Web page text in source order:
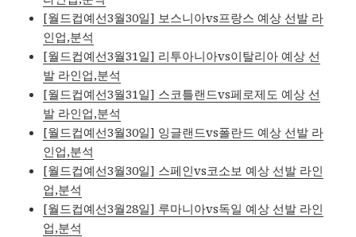
[월드컵예선3월30일] 보스니아vs프랑스 예상 선발 라
인업,분석
[월드컵예선3월31일] 리투아니아vs이탈리아 예상 선
발 라인업,분석
[월드컵예선3월31일] 스코틀랜드vs페로제도 예상 선
발 라인업,분석
[월드컵예선3월30일] 잉글랜드vs폴란드 예상 선발 라
인업,분석
[월드컵예선3월30일] 스페인vs코소보 예상 선발 라인
업,분석
[월드컵예선3월28일] 루마니아vs독일 예상 선발 라인
업,분석